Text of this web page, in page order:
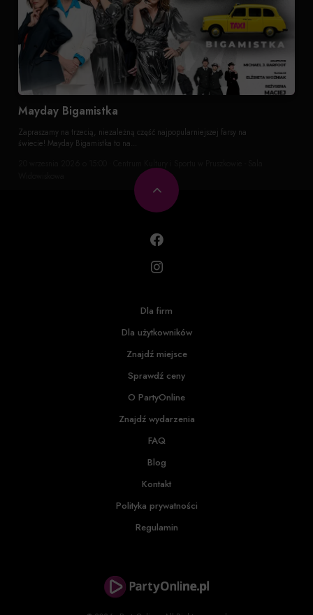
Mayday Bigamistka
Zapraszamy na trzecią, niezależną część najpopularniejszej farsy na
świecie! Mayday Bigamistka to na...
Dla firm
Dla użytkowników
Znajdź miejsce
Sprawdź ceny
O PartyOnline
Znajdź wydarzenia
FAQ
Blog
Kontakt
Polityka prywatności
Regulamin